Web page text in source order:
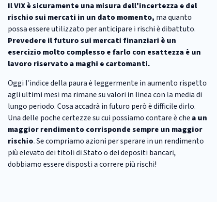
Il VIX è sicuramente una misura dell'incertezza e del
rischio sui mercati in un dato momento, ma quanto
possa essere utilizzato per anticipare i rischi è dibattuto.
Prevedere il futuro sui mercati finanziari è un
esercizio molto complesso e farlo con esattezza è un
lavoro riservato a maghi e cartomanti.
Oggi l'indice della paura è leggermente in aumento rispetto
agli ultimi mesi ma rimane su valori in linea con la media di
lungo periodo. Cosa accadrà in futuro però è difficile dirlo.
Una delle poche certezze su cui possiamo contare è chea un
maggior rendimento corrisponde sempre un maggior
rischio. Se compriamo azioni per sperare in un rendimento
più elevato dei titoli di Stato o dei depositi bancari,
dobbiamo essere disposti a correre più rischi!